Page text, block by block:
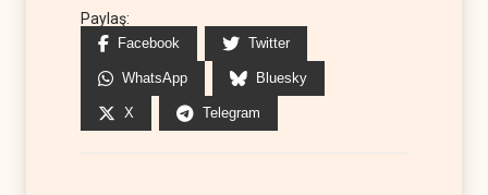
Paylaş:
Facebook Twitter
WhatsApp Bluesky
X Telegram